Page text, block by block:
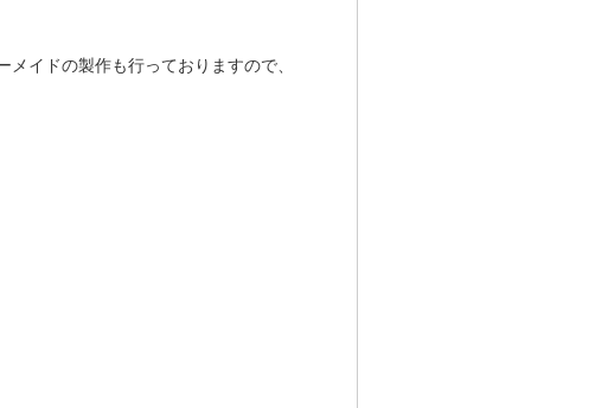
イドの製作も行っておりますので、